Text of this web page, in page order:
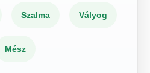
Szalma Vályog
Mész